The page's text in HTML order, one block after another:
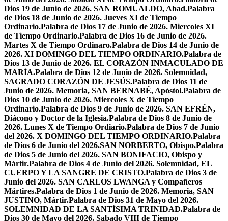
Dios 19 de Junio de 2026. SAN ROMUALDO, Abad.Palabra
de Dios 18 de Junio de 2026. Jueves XI de Tiempo
Ordinario.Palabra de Dios 17 de Junio de 2026. Miercoles XI
de Tiempo Ordinario.Palabra de Dios 16 de Junio de 2026.
Martes X de Tiempo Ordinaro.Palabra de Dios 14 de Junio de
2026. XI DOMINGO DEL TIEMPO ORDINARIO.Palabra de
Dios 13 de Junio de 2026. EL CORAZÓN INMACULADO DE
MARÍA.Palabra de Dios 12 de Junio de 2026. Solemnidad,
SAGRADO CORAZÓN DE JESÚS.Palabra de Dios 11 de
Junio de 2026. Memoria, SAN BERNABÉ, Apóstol.Palabra de
Dios 10 de Junio de 2026. Miercoles X de Tiempo
Ordinario.Palabra de Dios 9 de Junio de 2026. SAN EFRÉN,
Diácono y Doctor de la Iglesia.Palabra de Dios 8 de Junio de
2026. Lunes X de Tiempo Ordiario.Palabra de Dios 7 de Junio
del 2026. X DOMINGO DEL TIEMPO ORDINARIO.Palabra
de Dios 6 de Junio del 2026.SAN NORBERTO, Obispo.Palabra
de Dios 5 de Junio del 2026. SAN BONIFACIO, Obispo y
Mártir.Palabra de Dios 4 de Junio del 2026. Solemnidad, EL
CUERPO Y LA SANGRE DE CRISTO.Palabra de Dios 3 de
Junio del 2026. SAN CARLOS LWANGA y Compañeros
Mártires.Palabra de Dios 1 de Junio de 2026. Memoria, SAN
JUSTINO, Mártir.Palabra de Dios 31 de Mayo del 2026.
SOLEMNIDAD DE LA SANTÍSIMA TRINIDAD.Palabra de
Dios 30 de Mayo del 2026. Sabado VIII de Tiempo